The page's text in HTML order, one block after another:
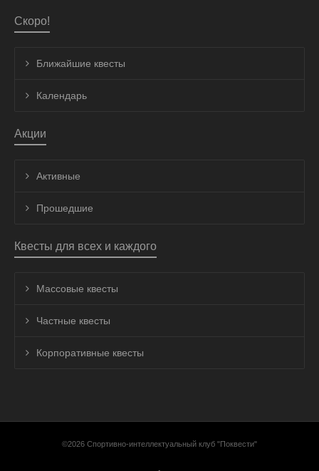
Скоро!
Ближайшие квесты
Календарь
Акции
Активные
Прошедшие
Квесты для всех и каждого
Массовые квесты
Частные квесты
Корпоративные квесты
©2026 Спортивно-интеллектуальный клуб "Поквести"